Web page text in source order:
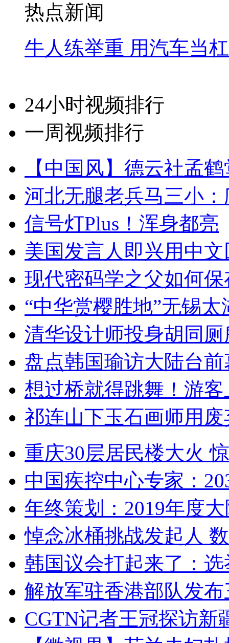
热点新闻
牛人练举重 用汽车当
24小时视频排行
一周视频排行
【中国风】德云社孟
河北无腿老兵马三小
信号灯Plus！浑身都亮
美国发言人即兴用中
现代密码学之父如何
“中华赏樱胜地”无锡
清华设计师投身胡同
盘点韩国瑜访大陆台
想过桥就得跳舞！游客
祁连山下玉石画师用
重庆30层居民楼大火
中国疾控中心专家：
年终策划：2019年度
悼念冰桶挑战发起人
韩国议会打起来了：
解放军驻香港部队发
CGTN记者王冠探访新